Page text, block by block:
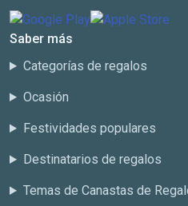
Saber más
Categorías de regalos
Ocasión
Festividades populares
Destinatarios de regalos
Temas de Canastas de